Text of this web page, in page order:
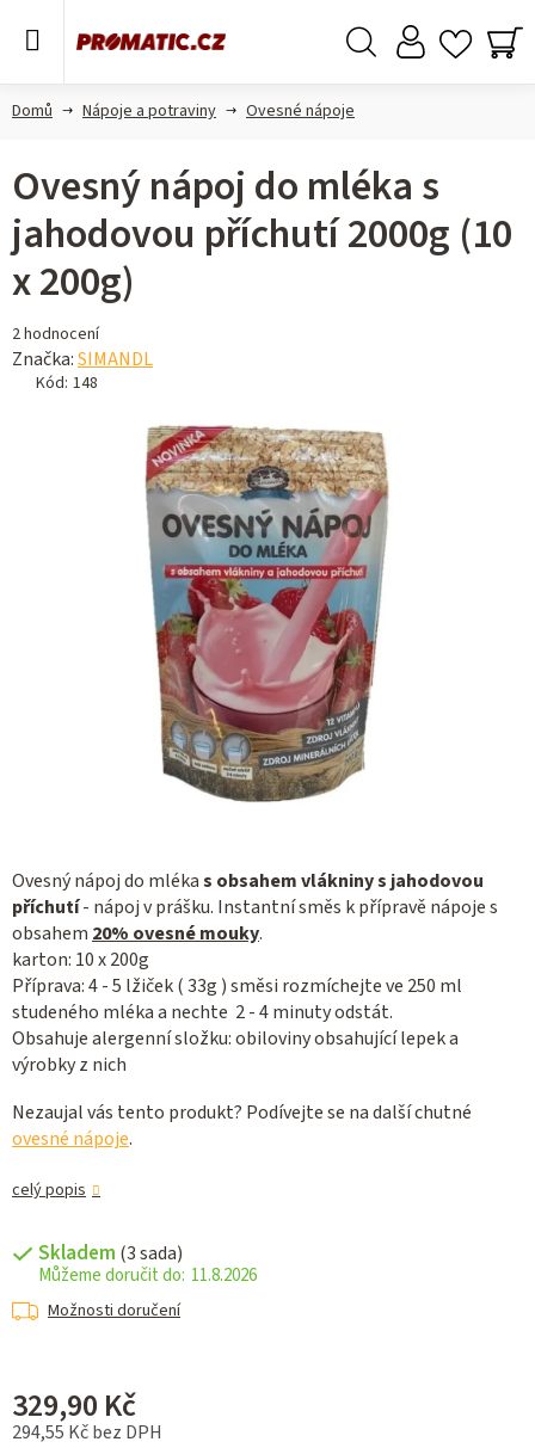
Domů Nápoje a potraviny Ovesné nápoje
Ovesný nápoj do mlékas obsahem vlákniny s jahodovou
příchutí- nápoj v prášku. Instantní směs k přípravě nápoje s
obsahem 20% ovesné mouky.
karton: 10 x 200g
Příprava: 4 - 5 lžiček ( 33g ) směsi rozmíchejte ve 250 ml
studeného mléka a nechte 2 - 4 minuty odstát.
Obsahuje alergenní složku: obiloviny obsahující lepek a
výrobky z nich
Nezaujal vás tento produkt? Podívejte se na další chutné
ovesné nápoje.
celý popis
Skladem (3 sada)
11.8.2026
Možnosti doručení
329,90 Kč
294,55 Kč bez DPH
Ovesný nápoj do mléka s
jahodovou příchutí 2000g (10
x 200g)
Průměrné
hodnocení
produktu
2 hodnocení
Značka:SIMANDL
Kód: 148